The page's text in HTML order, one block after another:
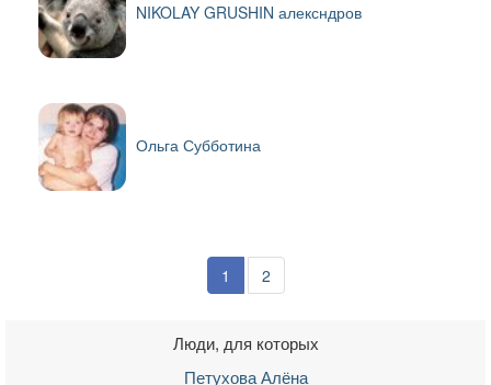
NIKOLAY GRUSHIN алексндров
Ольга Субботина
1 2
Люди, для которых
Петухова Алёна